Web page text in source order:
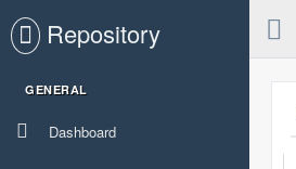
Repository
GENERAL
Dashboard